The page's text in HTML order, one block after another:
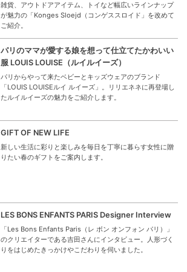
雑貨、アウトドアアイテム、トイなど幅広いラインナップ
が魅力の「Konges Sloejd（コンゲススロイド」を改めて
ご紹介。
パリのママが愛する娘を想って仕立てたかわいい
服 LOUIS LOUISE（ルイルイーズ）
パリからやって来たベビーとキッズウェアのブランド
「LOUIS LOUISEルイ ルイーズ」。リリエネネに再登場し
たルイルイーズの魅力をご紹介します。
GIFT OF NEW LIFE
新しい生活に彩りと楽しみを毎日を丁寧に暮らす女性に贈
りたい春のギフトをご案内します。
LES BONS ENFANTS PARIS Designer Interview
「Les Bons Enfants Paris（レ ボン オンフォン パリ）」
のクリエイターである吉田さんにインタビュー。人形づく
りをはじめたきっかけやこだわりを伺いました。